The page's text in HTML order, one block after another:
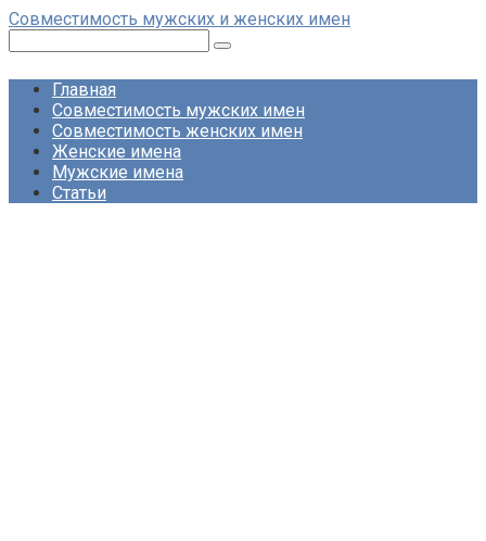
Перейти
контенту
Совместимость мужских и женских имен
Главная
Совместимость мужских имен
Совместимость женских имен
Женские имена
Мужские имена
Статьи